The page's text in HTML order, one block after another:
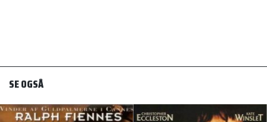
SE OGSÅ